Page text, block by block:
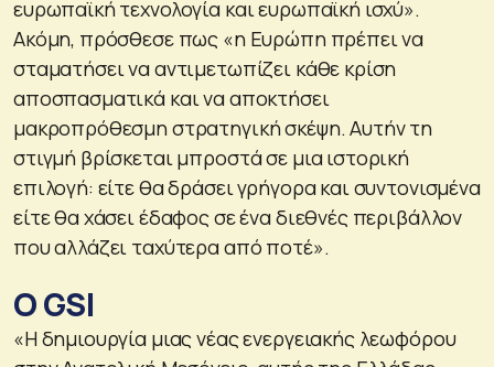
ευρωπαϊκή τεχνολογία και ευρωπαϊκή ισχύ».
Ακόμη, πρόσθεσε πως «η Ευρώπη πρέπει να
σταματήσει να αντιμετωπίζει κάθε κρίση
αποσπασματικά και να αποκτήσει
μακροπρόθεσμη στρατηγική σκέψη. Αυτήν τη
στιγμή βρίσκεται μπροστά σε μια ιστορική
επιλογή: είτε θα δράσει γρήγορα και συντονισμένα
είτε θα χάσει έδαφος σε ένα διεθνές περιβάλλον
που αλλάζει ταχύτερα από ποτέ».
Ο GSI
«Η δημιουργία μιας νέας ενεργειακής λεωφόρου